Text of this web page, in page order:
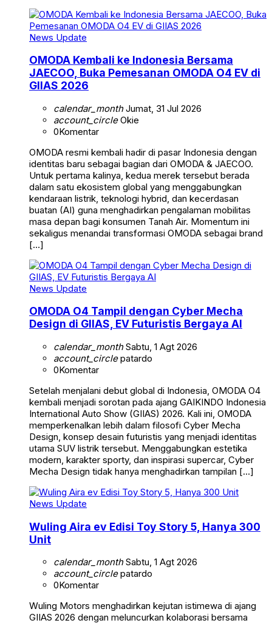
News Update
OMODA Kembali ke Indonesia Bersama
JAECOO, Buka Pemesanan OMODA O4 EV di
GIIAS 2026
calendar_monthJumat, 31 Jul 2026
account_circleOkie
0Komentar
OMODA resmi kembali hadir di pasar Indonesia dengan
identitas baru sebagai bagian dari OMODA & JAECOO.
Untuk pertama kalinya, kedua merek tersebut berada
dalam satu ekosistem global yang menggabungkan
kendaraan listrik, teknologi hybrid, dan kecerdasan
buatan (AI) guna menghadirkan pengalaman mobilitas
masa depan bagi konsumen Tanah Air. Momentum ini
sekaligus menandai transformasi OMODA sebagai brand
[…]
News Update
OMODA O4 Tampil dengan Cyber Mecha
Design di GIIAS, EV Futuristis Bergaya AI
calendar_monthSabtu, 1 Agt 2026
account_circlepatardo
0Komentar
Setelah menjalani debut global di Indonesia, OMODA O4
kembali menjadi sorotan pada ajang GAIKINDO Indonesia
International Auto Show (GIIAS) 2026. Kali ini, OMODA
memperkenalkan lebih dalam filosofi Cyber Mecha
Design, konsep desain futuristis yang menjadi identitas
utama SUV listrik tersebut. Menggabungkan estetika
modern, karakter sporty, dan inspirasi supercar, Cyber
Mecha Design tidak hanya menghadirkan tampilan […]
News Update
Wuling Aira ev Edisi Toy Story 5, Hanya 300
Unit
calendar_monthSabtu, 1 Agt 2026
account_circlepatardo
0Komentar
Wuling Motors menghadirkan kejutan istimewa di ajang
GIIAS 2026 dengan meluncurkan kolaborasi bersama